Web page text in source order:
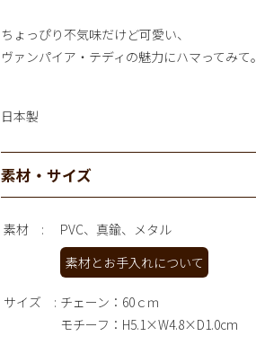
ちょっぴり不気味だけど可愛い、
ヴァンパイア・テディの魅力にハマってみて。
日本製
素材・サイズ
素材
PVC、真鍮、メタル
素材とお手入れについて
サイズ
チェーン：60ｃｍ
モチーフ：H5.1×W4.8×D1.0cm